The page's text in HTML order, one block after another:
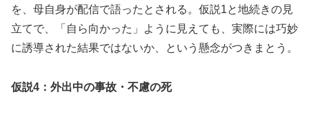
を、母自身が配信で語ったとされる。仮説1と地続きの見
立てで、「自ら向かった」ように見えても、実際には巧妙
に誘導された結果ではないか、という懸念がつきまとう。
仮説4：外出中の事故・不慮の死